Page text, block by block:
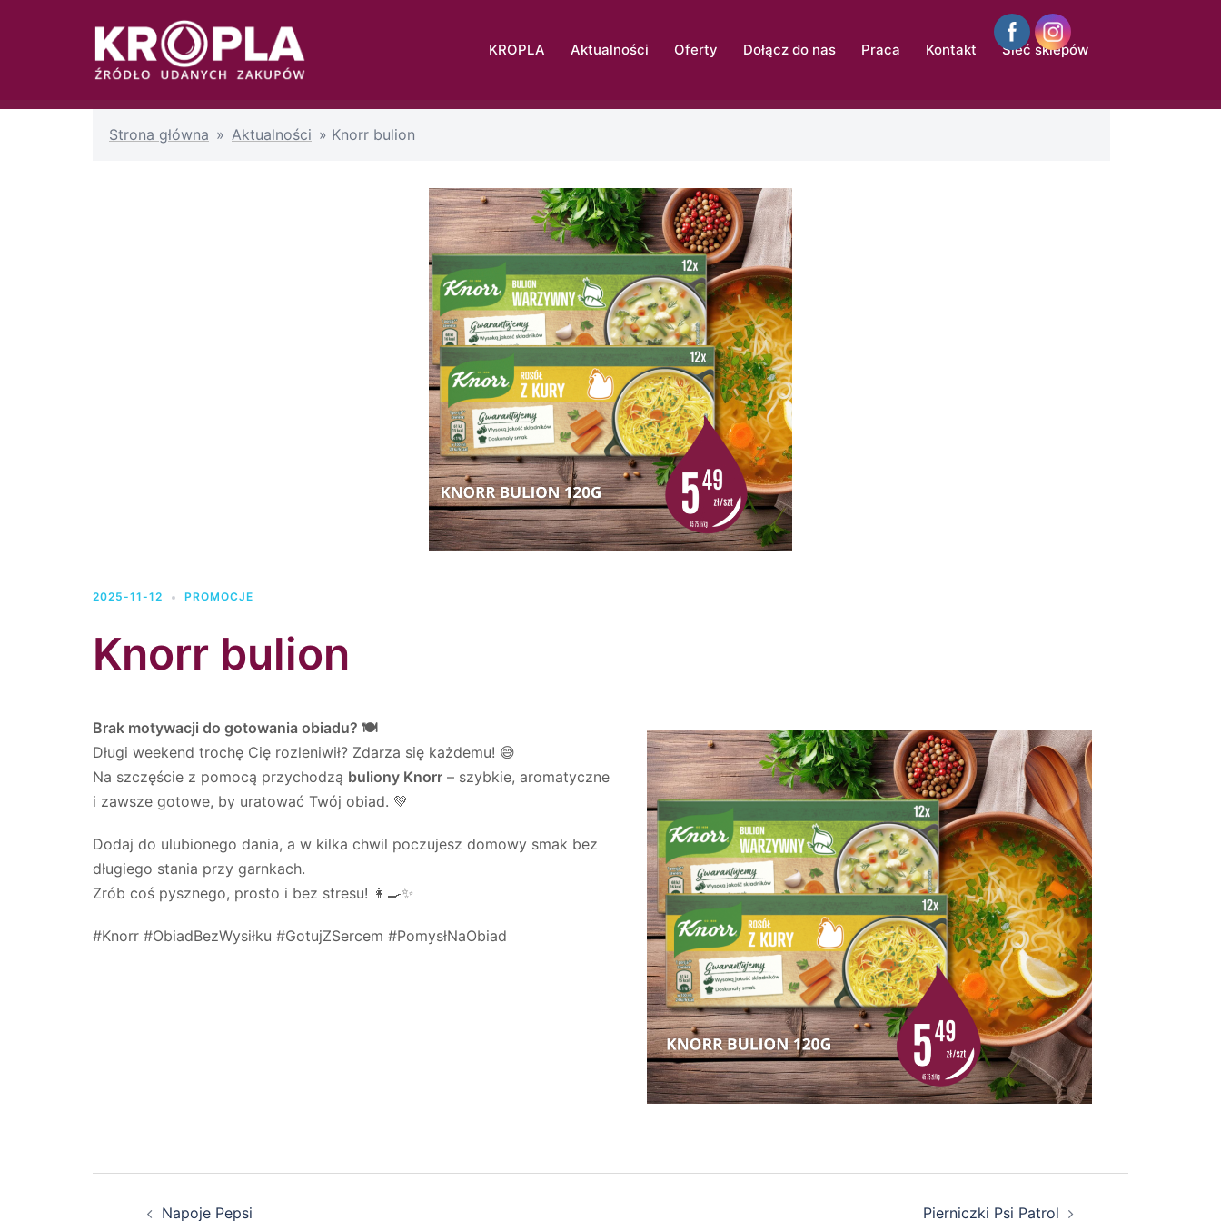
KROPLA Aktualności Oferty Dołącz do nas Praca Kontakt Sieć sklepów
Strona główna » Aktualności » Knorr bulion
2025-11-12 PROMOCJE
Knorr bulion
Brak motywacji do gotowania obiadu? 🍽️
Długi weekend trochę Cię rozleniwił? Zdarza się każdemu! 😅
Na szczęście z pomocą przychodzą buliony Knorr – szybkie, aromatyczne
i zawsze gotowe, by uratować Twój obiad. 💚
Dodaj do ulubionego dania, a w kilka chwil poczujesz domowy smak bez
długiego stania przy garnkach.
Zrób coś pysznego, prosto i bez stresu! 👩‍🍳✨
#Knorr #ObiadBezWysiłku #GotujZSercem #PomysłNaObiad
Napoje Pepsi Pierniczki Psi Patrol